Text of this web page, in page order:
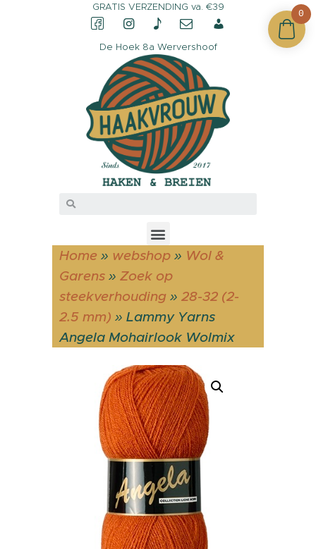
GRATIS VERZENDING va. €39
De Hoek 8a Wervershoof
Home » webshop » Wol &
Garens » Zoek op
steekverhouding » 28-32 (2-
2.5 mm) » Lammy Yarns
Angela Mohairlook Wolmix
CONTACT &
OPENINGSTIJDEN
OVER HAAKVROUW
MIJN ACCOUNT
0